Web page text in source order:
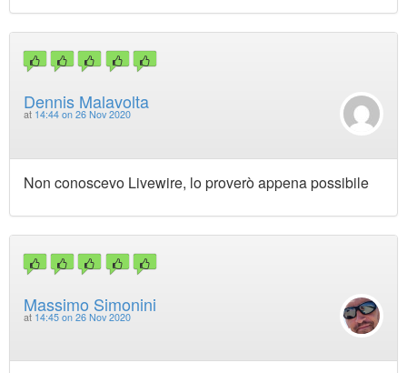
Dennis Malavolta
at 14:44 on 26 Nov 2020
Non conoscevo Livewire, lo proverò appena possibile
Massimo Simonini
at 14:45 on 26 Nov 2020